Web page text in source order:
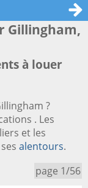
Gillingham,
à louer
?
. Les
et les
alentours.
page 1/56